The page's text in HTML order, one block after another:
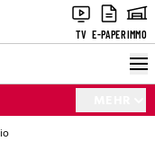
TV E-PAPERIMMO